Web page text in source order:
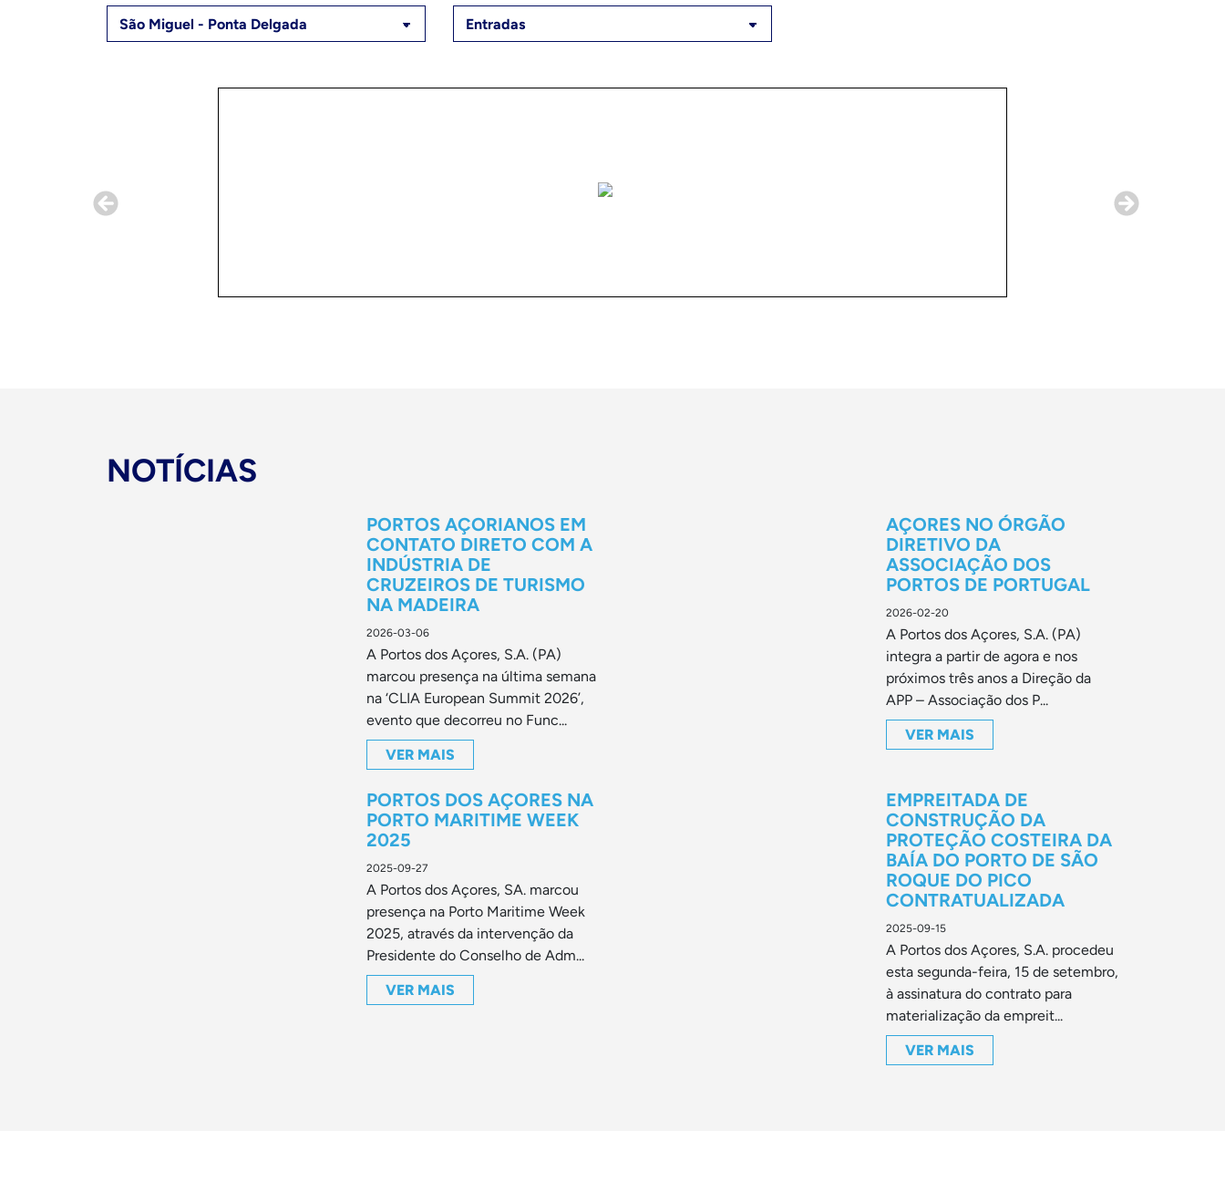
NOTÍCIAS
PORTOS AÇORIANOS EM
CONTATO DIRETO COM A
INDÚSTRIA DE
CRUZEIROS DE TURISMO
NA MADEIRA
2026-03-06
A Portos dos Açores, S.A. (PA)
marcou presença na última semana
na ‘CLIA European Summit 2026’,
evento que decorreu no Func...
VER MAIS
AÇORES NO ÓRGÃO
DIRETIVO DA
ASSOCIAÇÃO DOS
PORTOS DE PORTUGAL
2026-02-20
A Portos dos Açores, S.A. (PA)
integra a partir de agora e nos
próximos três anos a Direção da
APP – Associação dos P...
VER MAIS
PORTOS DOS AÇORES NA
PORTO MARITIME WEEK
2025
2025-09-27
A Portos dos Açores, SA. marcou
presença na Porto Maritime Week
2025, através da intervenção da
Presidente do Conselho de Adm...
VER MAIS
EMPREITADA DE
CONSTRUÇÃO DA
PROTEÇÃO COSTEIRA DA
BAÍA DO PORTO DE SÃO
ROQUE DO PICO
CONTRATUALIZADA
2025-09-15
A Portos dos Açores, S.A. procedeu
esta segunda-feira, 15 de setembro,
à assinatura do contrato para
materialização da empreit...
VER MAIS